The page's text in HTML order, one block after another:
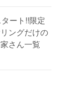
タート!!限定
ングだけの
さん一覧